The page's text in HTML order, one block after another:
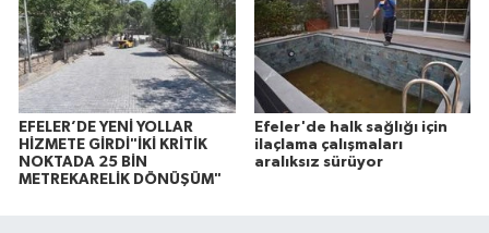
EFELER’DE YENİ YOLLAR
HİZMETE GİRDİ"İKİ KRİTİK
NOKTADA 25 BİN
METREKARELİK DÖNÜŞÜM"
Efeler'de halk sağlığı için
ilaçlama çalışmaları
aralıksız sürüyor